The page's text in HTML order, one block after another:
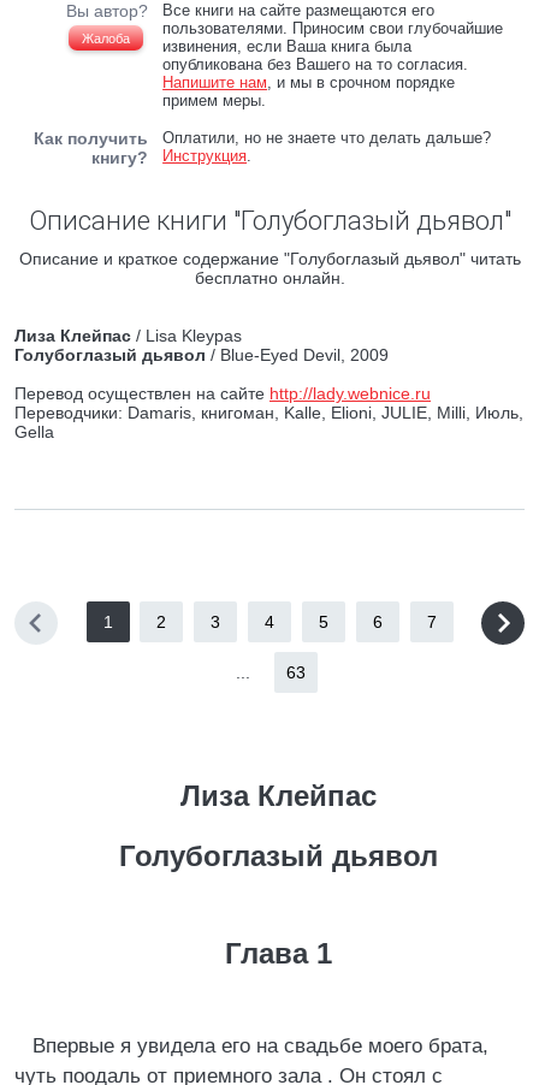
Вы автор?
Жалоба
Все книги на сайте размещаются его
пользователями. Приносим свои глубочайшие
извинения, если Ваша книга была
опубликована без Вашего на то согласия.
Напишите нам, и мы в срочном порядке
примем меры.
Как получить
книгу?
Оплатили, но не знаете что делать дальше?
Инструкция.
Описание книги "Голубоглазый дьявол"
Описание и краткое содержание "Голубоглазый дьявол" читать
бесплатно онлайн.
Лиза Клейпас / Lisa Kleypas
Голубоглазый дьявол / Blue-Eyed Devil, 2009
Перевод осуществлен на сайте http://lady.webnice.ru
Переводчики: Damaris, книгоман, Kalle, Elioni, JULIE, Milli, Июль,
Gella
1 2 3 4 5 6 7
63
Лиза Клейпас
Голубоглазый дьявол
Глава 1
Впервые я увидела его на свадьбе моего брата,
чуть поодаль от приемного зала . Он стоял с